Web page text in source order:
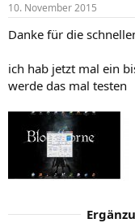
10. November 2015
Danke für die
ich hab jetzt mal ein
werde das mal testen